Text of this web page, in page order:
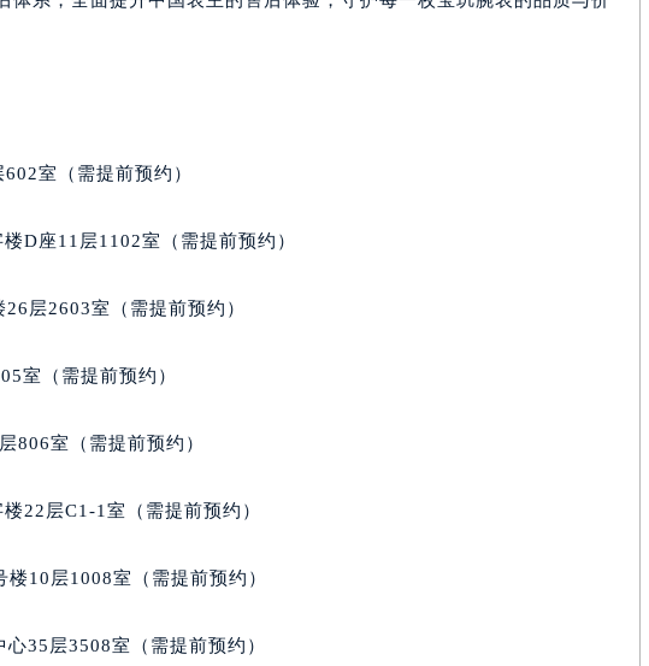
中心写字楼A塔7层704室（需提前预约）
厦写字楼17层1701室（需提前预约）
写字楼B座11层1104室（需提前预约）
心写字楼24层2406B室（需提前预约）
世茂环球金融中心写字楼（芙蓉广场）10层13室（需提前预约）
服务中心（品牌授权店）3层整层（需提前预约）
服务中心（品牌授权店）1层整层（需提前预约）
10层1015室（需提前预约）
厦7层G室（需提前预约）
室（需提前预约）
D座11层1102室（需提前预约）
层2603室（需提前预约）
室（需提前预约）
806室（需提前预约）
22层C1-1室（需提前预约）
10层1008室（需提前预约）
35层3508室（需提前预约）